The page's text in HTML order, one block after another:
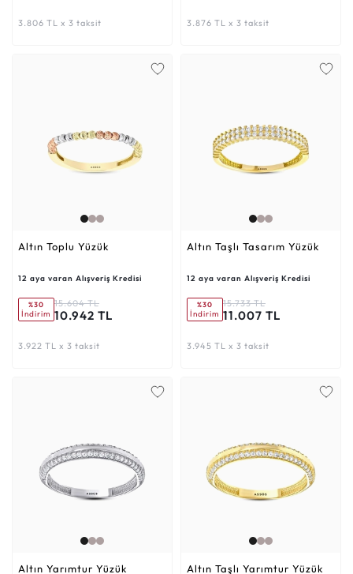
3.806 TL x 3 taksit 3.876 TL x 3 taksit
Altın Toplu Yüzük
12 aya varan Alışveriş Kredisi
%30
İndirim
15.604 TL
10.942 TL
3.922 TL x 3 taksit
Altın Taşlı Tasarım Yüzük
12 aya varan Alışveriş Kredisi
%30
İndirim
15.733 TL
11.007 TL
3.945 TL x 3 taksit
Altın Yarımtur Yüzük Altın Taşlı Yarımtur Yüzük